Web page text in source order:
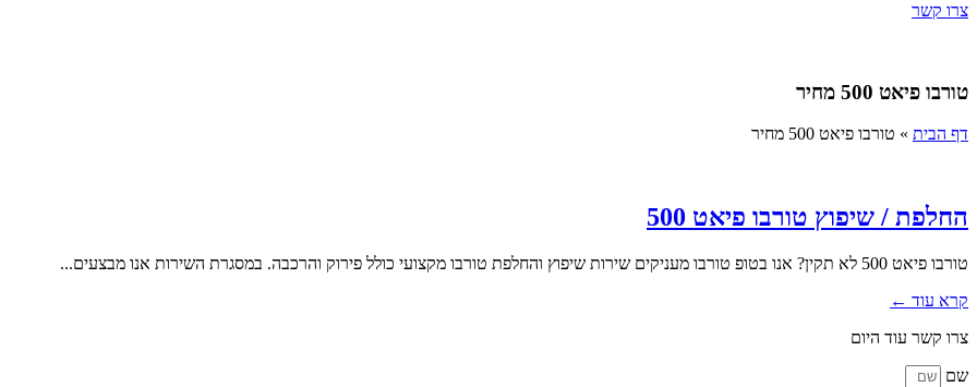
צרו קשר
טורבו פיאט 500 מחיר
דף הבית » טורבו פיאט 500 מחיר
החלפת / שיפוץ טורבו פיאט 500
טורבו פיאט 500 לא תקין? אנו בטופ טורבו מעניקים שירות שיפוץ והחלפת טורבו מקצועי כולל פירוק והרכבה. במסגרת השירות אנו מבצעים...
קרא עוד ←
צרו קשר עוד היום
שם